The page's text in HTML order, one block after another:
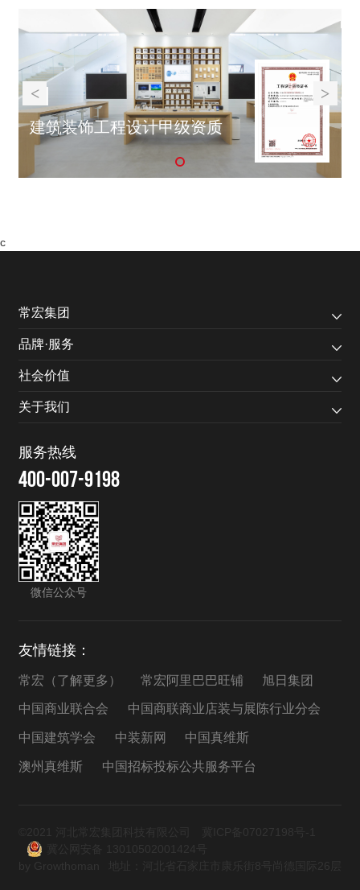
01
建筑装饰工程设计甲级资质
<
>
01
工程设计乙级【幕墙工程/消防设施工程 】
01
建筑装修装饰工程专业承包壹级
01
建筑工程施工总承包贰级
01
专业承包贰级【幕墙/机电/消防设施/智能化
工程/钢结构】
c
常宏集团
品牌·服务
社会价值
关于我们
服务热线
400-007-9198
微信公众号
友情链接：
常宏（了解更多） 常宏阿里巴巴旺铺 旭日集团
中国商业联合会 中国商联商业店装与展陈行业分会
中国建筑学会 中装新网 中国真维斯
澳州真维斯 中国招标投标公共服务平台